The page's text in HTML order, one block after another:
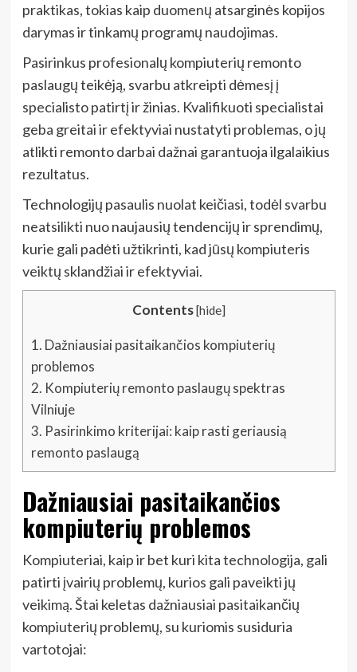
praktikas, tokias kaip duomenų atsarginės kopijos
darymas ir tinkamų programų naudojimas.
Pasirinkus profesionalų kompiuterių remonto
paslaugų teikėją, svarbu atkreipti dėmesį į
specialisto patirtį ir žinias. Kvalifikuoti specialistai
geba greitai ir efektyviai nustatyti problemas, o jų
atlikti remonto darbai dažnai garantuoja ilgalaikius
rezultatus.
Technologijų pasaulis nuolat keičiasi, todėl svarbu
neatsilikti nuo naujausių tendencijų ir sprendimų,
kurie gali padėti užtikrinti, kad jūsų kompiuteris
veiktų sklandžiai ir efektyviai.
Contents[hide]
1. Dažniausiai pasitaikančios kompiuterių
problemos
2. Kompiuterių remonto paslaugų spektras
Vilniuje
3. Pasirinkimo kriterijai: kaip rasti geriausią
remonto paslaugą
Dažniausiai pasitaikančios
kompiuterių problemos
Kompiuteriai, kaip ir bet kuri kita technologija, gali
patirti įvairių problemų, kurios gali paveikti jų
veikimą. Štai keletas dažniausiai pasitaikančių
kompiuterių problemų, su kuriomis susiduria
vartotojai: